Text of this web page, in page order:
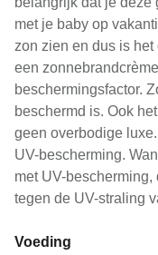
met je baby op
zon zien en dus is
een
beschermingsfactor.
beschermd is. Ook
geen overbodige
UV-bescherming.
met UV-
tegen de UV-straling
Voeding